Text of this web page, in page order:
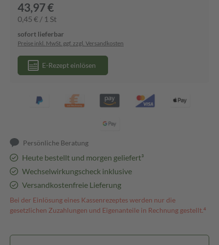
43,97 €
0,45 € / 1 St
sofort lieferbar
Preise inkl. MwSt. ggf. zzgl. Versandkosten
E-Rezept einlösen
Persönliche Beratung
Heute bestellt und morgen geliefert³
Wechselwirkungscheck inklusive
Versandkostenfreie Lieferung
Bei der Einlösung eines Kassenrezeptes werden nur die
gesetzlichen Zuzahlungen und Eigenanteile in Rechnung gestellt.⁴